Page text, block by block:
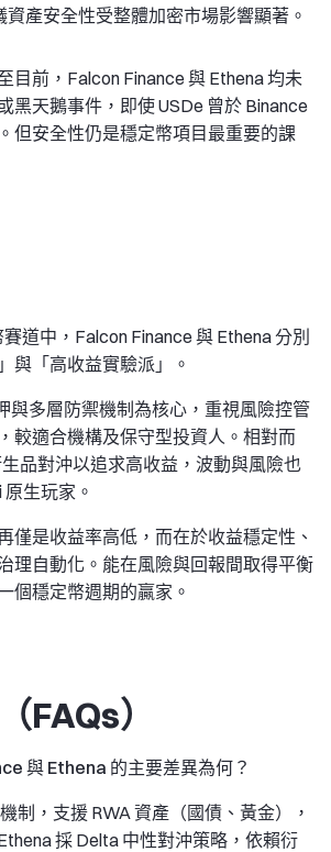
產安全性受整體加密市場影響顯著。
目前，Falcon Finance 與 Ethena 均未
黑天鵝事件，即使 USDe 曾於 Binance
但安全性仍是穩定幣項目最重要的課
道中，Falcon Finance 與 Ethena 分別
與「高收益實驗派」。
與多層防禦機制為核心，重視風險控管
較適合機構及保守型投資人。相對而
品對沖以追求高收益，波動與風險也
生玩家。
僅是收益率高低，而在於收益穩定性、
理自動化。能在風險與回報間取得平衡
個穩定幣週期的贏家。
FAQs）
與 Ethena 的主要差異為何？
制，支援 RWA 資產（國債、黃金），
採 Delta 中性對沖策略，依賴衍